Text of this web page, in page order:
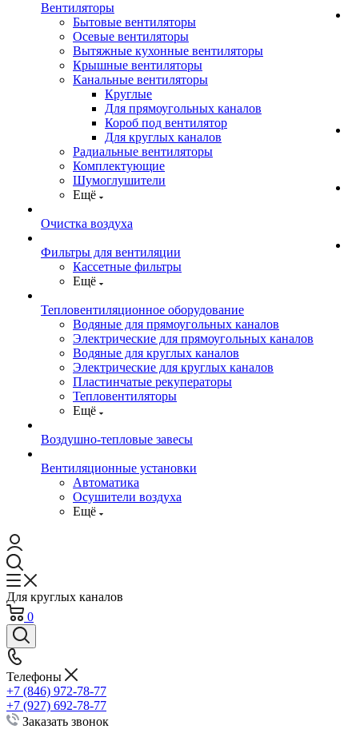
Вентиляторы
Бытовые вентиляторы
Осевые вентиляторы
Вытяжные кухонные вентиляторы
Крышные вентиляторы
Канальные вентиляторы
Круглые
Для прямоугольных каналов
Короб под вентилятор
Для круглых каналов
Радиальные вентиляторы
Комплектующие
Шумоглушители
Ещё
Очистка воздуха
Фильтры для вентиляции
Кассетные фильтры
Ещё
Тепловентиляционное оборудование
Водяные для прямоугольных каналов
Электрические для прямоугольных каналов
Водяные для круглых каналов
Электрические для круглых каналов
Пластинчатые рекуператоры
Тепловентиляторы
Ещё
Воздушно-тепловые завесы
Вентиляционные установки
Автоматика
Осушители воздуха
Ещё
Для круглых каналов
0
Телефоны
+7 (846) 972-78-77
+7 (927) 692-78-77
Заказать звонок